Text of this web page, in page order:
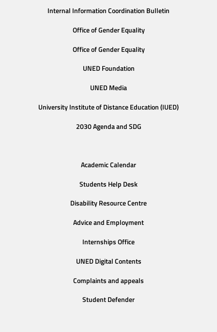
Internal Information Coordination Bulletin
Office of Gender Equality
Office of Gender Equality
UNED Foundation
UNED Media
University Institute of Distance Education (IUED)
2030 Agenda and SDG
Academic Calendar
Students Help Desk
Disability Resource Centre
Advice and Employment
Internships Office
UNED Digital Contents
Complaints and appeals
Student Defender